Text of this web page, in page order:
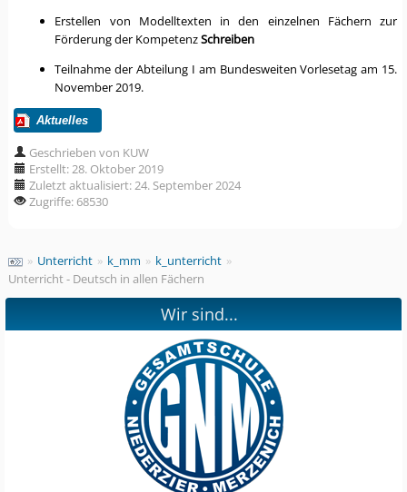
Erstellen von Modelltexten in den einzelnen Fächern zur
Förderung der KompetenzSchreiben
Teilnahme der Abteilung I am Bundesweiten Vorlesetag am 15.
November 2019.
Aktuelles
Geschrieben von KUW
Erstellt: 28. Oktober 2019
Zuletzt aktualisiert: 24. September 2024
Zugriffe: 68530
» Unterricht » k_mm » k_unterricht »
Unterricht - Deutsch in allen Fächern
Wir sind...